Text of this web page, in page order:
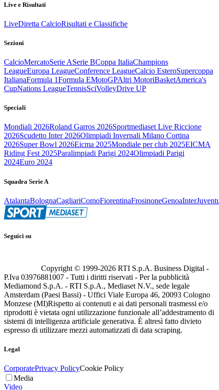
Live e Risultati
LiveDiretta CalcioRisultati e Classifiche
Sezioni
CalcioMercatoSerie ASerie BCoppa ItaliaChampions
LeagueEuropa LeagueConference LeagueCalcio EsteroSupercoppa
ItalianaFormula 1Formula EMotoGPAltri MotoriBasketAmerica's
CupNations LeagueTennisSciVolleyDrive UP
Speciali
Mondiali 2026Roland Garros 2026Sportmediaset Live Riccione
2026Scudetto Inter 2026Olimpiadi Invernali Milano Cortina
2026Super Bowl 2026Eicma 2025Mondiale per club 2025EICMA
Riding Fest 2025Paralimpiadi Parigi 2024Olimpiadi Parigi
2024Euro 2024
Squadra Serie A
AtalantaBolognaCagliariComoFiorentinaFrosinoneGenoaInter
Seguici su
Copyright © 1999-2026 RTI S.p.A. Business Digital -
P.Iva 03976881007 - Tutti i diritti riservati - Per la pubblicità
Mediamond S.p.A. - RTI S.p.A., Mediaset N.V., sede legale
Amsterdam (Paesi Bassi) - Uffici Viale Europa 46, 20093 Cologno
Monzese (MI)Rispetto ai contenuti e ai dati personali trasmessi e/o
riprodotti è vietata ogni utilizzazione funzionale all’addestramento di
sistemi di intelligenza artificiale generativa. È altresì fatto divieto
espresso di utilizzare mezzi automatizzati di data scraping.
Legal
CorporatePrivacy PolicyCookie Policy
Media
Video